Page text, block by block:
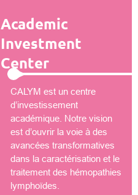
Academic
Investment
Center
CALYM est un centre
d’investissement
académique. Notre vision
est d’ouvrir la voie à des
avancées transformatives
dans la caractérisation et le
traitement des hémopathies
lymphoïdes.